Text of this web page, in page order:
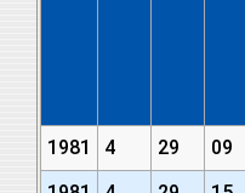
1981 4 29 09